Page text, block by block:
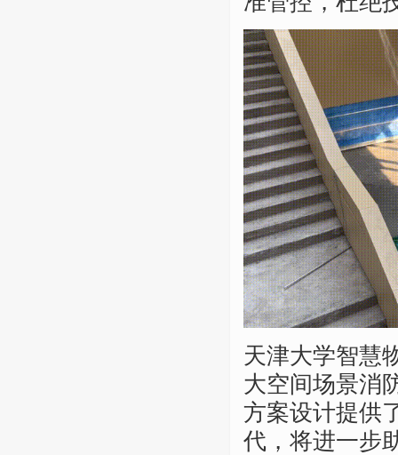
天津大学智慧
大空间场景消
方案设计提供
代，将进一步